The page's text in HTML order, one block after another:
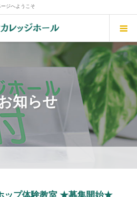
ジへようこそ
知らせ
ップ体験教室 ★募集開始★